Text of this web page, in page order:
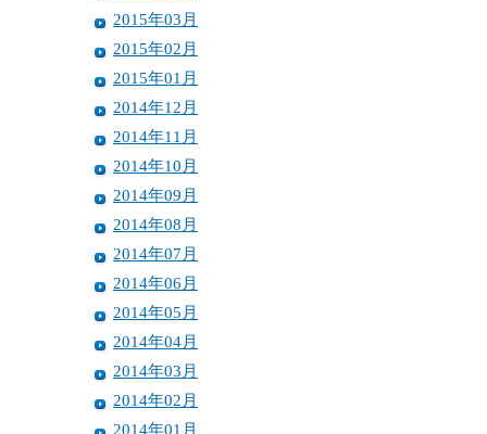
2015年03月
2015年02月
2015年01月
2014年12月
2014年11月
2014年10月
2014年09月
2014年08月
2014年07月
2014年06月
2014年05月
2014年04月
2014年03月
2014年02月
2014年01月